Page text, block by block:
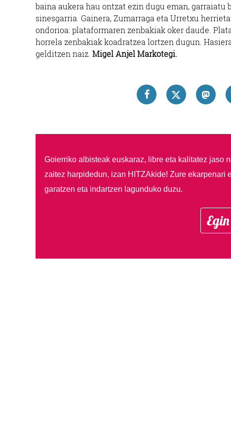
baina aukera hau ontzat ezin dugu eman, garraiatu
sinesgarria. Gainera, Zumarraga eta Urretxu
ondorioa: plataformaren zenbakiak oker daude.
horrela zenbakiak koadratzea lortzen dugun.
gelditzen naiz. Migel Anjel Markotegi.
Goierriko albisteak euskaraz, libre eta kalitatez jaso
zaitez harpidedun, izan HITZAkide! Zure ekarpenari
garatzen eta indartzen lagunduko duzu.